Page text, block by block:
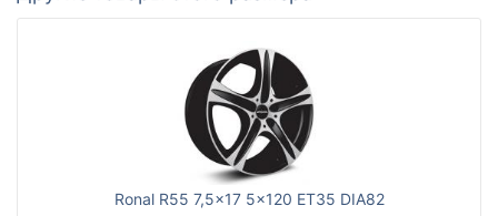
Ronal R55 7,5x17 5x120 ET35 DIA82